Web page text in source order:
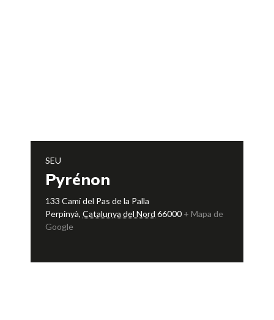
SEU
Pyrénon
133 Camí del Pas de la Palla
Perpinyà, Catalunya del Nord 66000 + Mapa de
Google